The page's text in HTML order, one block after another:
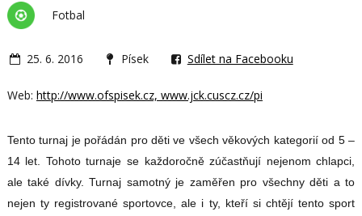
Fotbal
25. 6. 2016 Písek Sdílet na Facebooku
Web: http://www.ofspisek.cz, www.jck.cuscz.cz/pi
Tento turnaj je pořádán pro děti ve všech věkových kategorií od 5 –
14 let. Tohoto turnaje se každoročně zúčastňují nejenom chlapci,
ale také dívky. Turnaj samotný je zaměřen pro všechny děti a to
nejen ty registrované sportovce, ale i ty, kteří si chtějí tento sport